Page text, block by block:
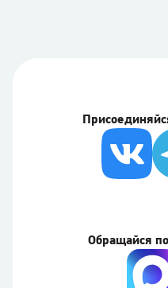
Обращайся